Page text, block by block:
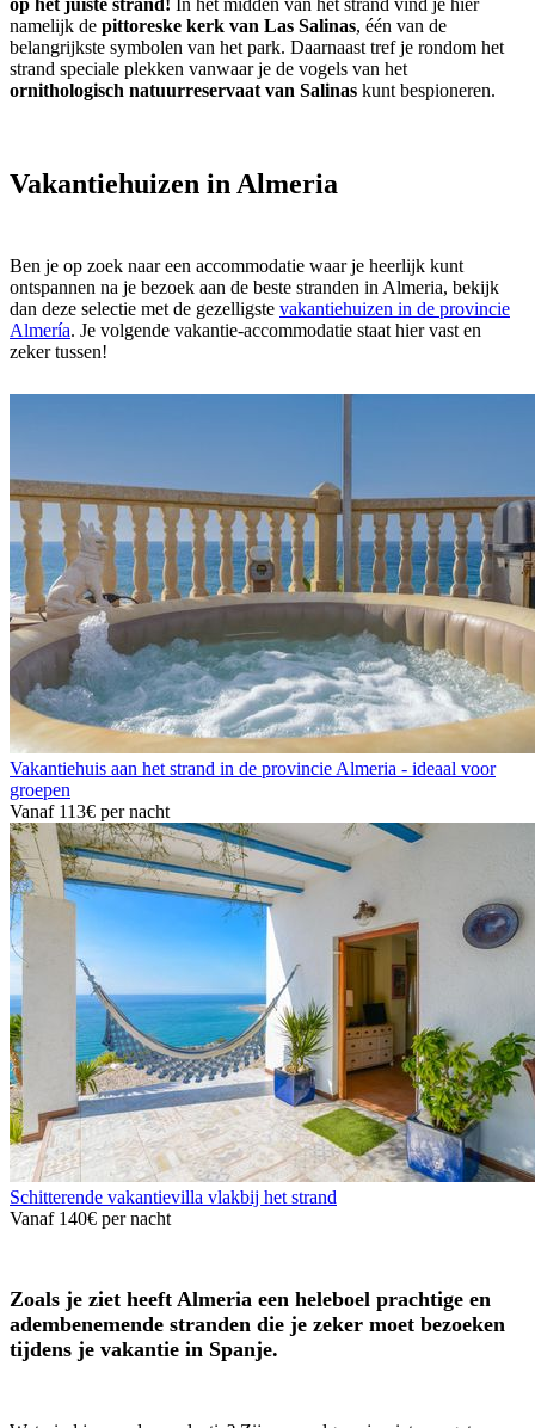
op het juiste strand! In het midden van het strand vind je hier
namelijk de pittoreske kerk van Las Salinas, één van de
belangrijkste symbolen van het park. Daarnaast tref je rondom het
strand speciale plekken vanwaar je de vogels van het
ornithologisch natuurreservaat van Salinas kunt bespioneren.
Vakantiehuizen in Almeria
Ben je op zoek naar een accommodatie waar je heerlijk kunt
ontspannen na je bezoek aan de beste stranden in Almeria, bekijk
dan deze selectie met de gezelligste vakantiehuizen in de provincie
Almería. Je volgende vakantie-accommodatie staat hier vast en
zeker tussen!
Vakantiehuis aan het strand in de provincie Almeria - ideaal voor
groepen
Vanaf 113€ per nacht
Schitterende vakantievilla vlakbij het strand
Vanaf 140€ per nacht
Zoals je ziet heeft Almeria een heleboel prachtige en
adembenemende stranden die je zeker moet bezoeken
tijdens je vakantie in Spanje.